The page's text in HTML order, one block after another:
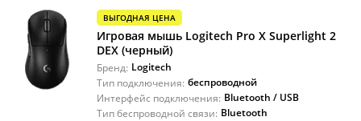
ВЫГОДНАЯ ЦЕНА
Игровая мышь Logitech Pro X Superlight 2
DEX (черный)
Бренд: Logitech
Тип подключения: беспроводной
Интерфейс подключения: Bluetooth / USB
Тип беспроводной связи: Bluetooth